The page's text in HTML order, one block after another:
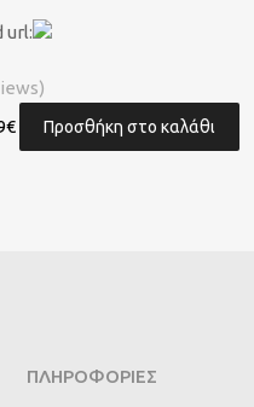
url:
€ Προσθήκη στο καλάθι
ΠΛΗΡΟΦΟΡΊΕΣ